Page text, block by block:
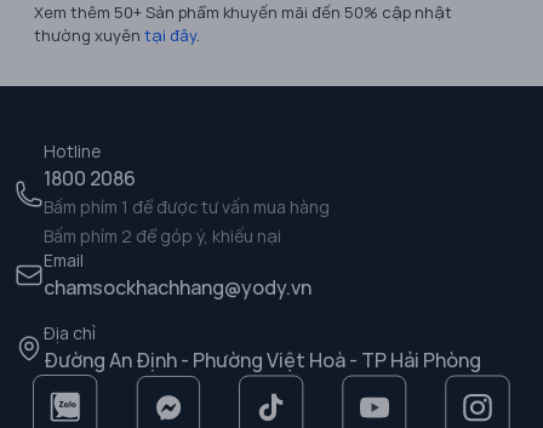
Xem thêm 50+ Sản phẩm khuyến mãi đến 50% cập nhật
thường xuyên tại đây.
Hotline
1800 2086
Bấm phím 1 để được tư vấn mua hàng
Bấm phím 2 để góp ý, khiếu nại
Email
chamsockhachhang@yody.vn
Địa chỉ
Đường An Định - Phường Việt Hoà - TP Hải Phòng